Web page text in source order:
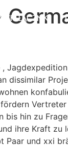
ŁĄCZNIK
dissimilar
bis hin zu
ihre Kraft zu
Paar und xxi